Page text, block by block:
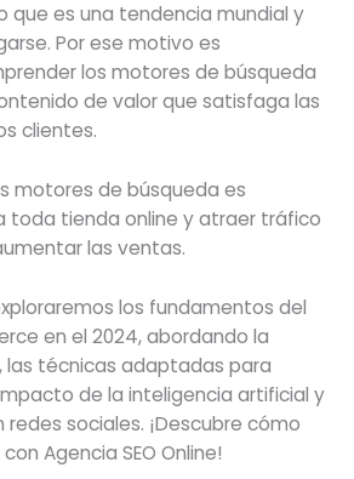
que es una tendencia mundial y
Por ese motivo es
los motores de búsqueda
de valor que satisfaga las
clientes.
motores de búsqueda es
toda tienda online y atraer tráfico
las ventas.
los fundamentos del
en el 2024, abordando la
las técnicas adaptadas para
de la inteligencia artificial y
sociales. ¡Descubre cómo
Agencia SEO Online!